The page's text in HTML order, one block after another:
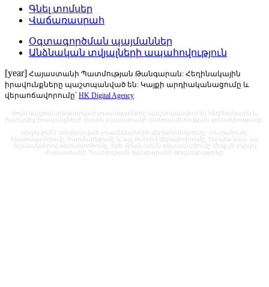
Գնել տոմսեր
Վաճառասրահ
Օգտագործման պայմաններ
Անձնական տվյալների ապահովություն
[year] Հայաստանի Պատմության Թանգարան: Հեղինակային
իրավունքները պաշտպանված են: Կայքի արդիականացումը և
վերաոճավորումը՝ HK Digital Agency
Սույն կայքում տեղադրված լուսանկարները պաշտպանվում են հեղինակային և
հարակից իրավունքների մասին Հայաստանի Հանրապետության օրենսդրությամբ:
Արգելվում է տեղադրված լուսանկարների վերարտադրումը, տարածումը,
նկարազարդումը, հարմարեցումը և այլ ձևերով վերափոխումը, ինչպես նաև այլ
եղանակներով օգտագործումը, եթե մինչև նման օգտագործումը ձեռք չի բերվել
Հայաստանի Պատմության թանգարանի թույլտվությունը: